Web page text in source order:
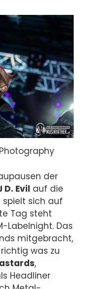
der
D. Evil auf die
spielt sich auf
Tag steht
Labelnight. Das
mitgebracht,
was zu
,
Headliner